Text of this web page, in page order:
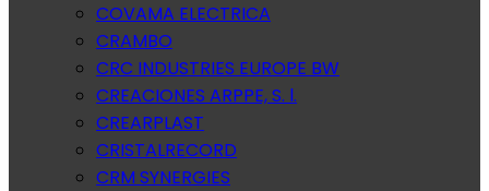
COVAMA ELECTRICA
CRAMBO
CRC INDUSTRIES EUROPE BW
CREACIONES ARPPE, S. l.
CREARPLAST
CRISTALRECORD
CRM SYNERGIES